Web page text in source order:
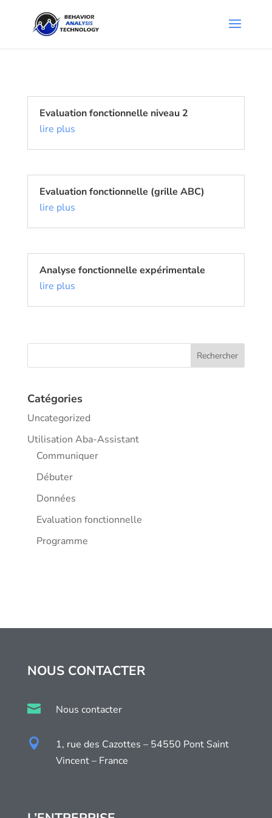
Evaluation fonctionnelle niveau 2
lire plus
Evaluation fonctionnelle (grille ABC)
lire plus
Analyse fonctionnelle expérimentale
lire plus
Catégories
Uncategorized
Utilisation Aba-Assistant
Communiquer
Débuter
Données
Evaluation fonctionnelle
Programme
NOUS CONTACTER
 Nous contacter

1, rue des Cazottes – 54550 Pont Saint
Vincent – France